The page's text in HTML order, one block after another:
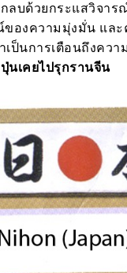
บด้วยกระแสวิจาร
องความมุ่งมั่น แล
ป็นการเตือนถึงควา
นเคยไปรุกรานจีน